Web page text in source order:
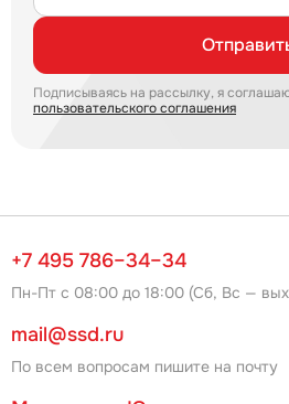
Подписываясь на рассылку, я
пользовательского соглашения
+7 495 786–34–34
Пн-Пт с 08:00 до 18:00 (Сб, Вс —
mail@ssd.ru
По всем вопросам пишите на почту